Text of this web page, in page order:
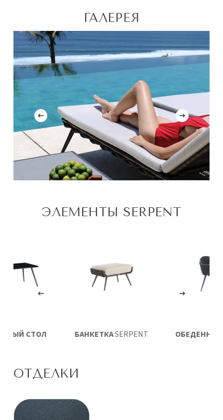
ГАЛЕРЕЯ
ЭЛЕМЕНТЫ SERPENT
БАНКЕТКАSERPENT
СТОЛ
ОТДЕЛКИ